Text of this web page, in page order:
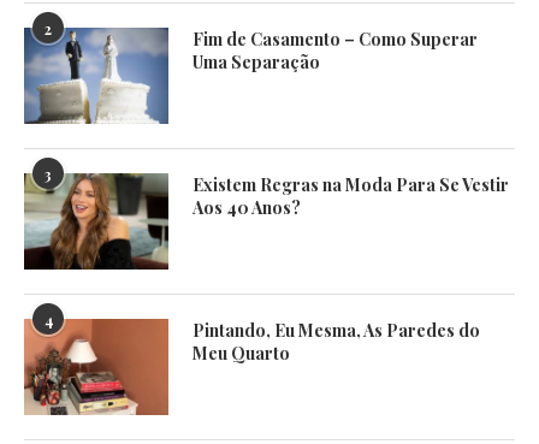
2
Fim de Casamento – Como Superar
Uma Separação
3
Existem Regras na Moda Para Se Vestir
Aos 40 Anos?
4
Pintando, Eu Mesma, As Paredes do
Meu Quarto